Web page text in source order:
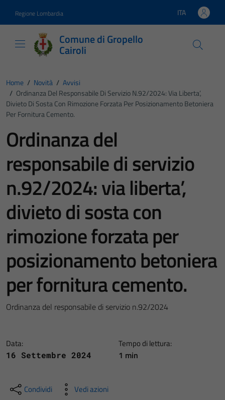
Regione Lombardia Lingua attiva:
ITA
Comune di Gropello
Cairoli
Home / Novità / Avvisi
/ Ordinanza Del Responsabile Di Servizio N.92/2024: Via Liberta’,
Divieto Di Sosta Con Rimozione Forzata Per Posizionamento Betoniera
Per Fornitura Cemento.
Ordinanza del
responsabile di servizio
n.92/2024: via liberta’,
divieto di sosta con
rimozione forzata per
posizionamento betoniera
per fornitura cemento.
Ordinanza del responsabile di servizio n.92/2024
Data:
16 Settembre 2024
Tempo di lettura:
1 min
Condividi Vedi azioni